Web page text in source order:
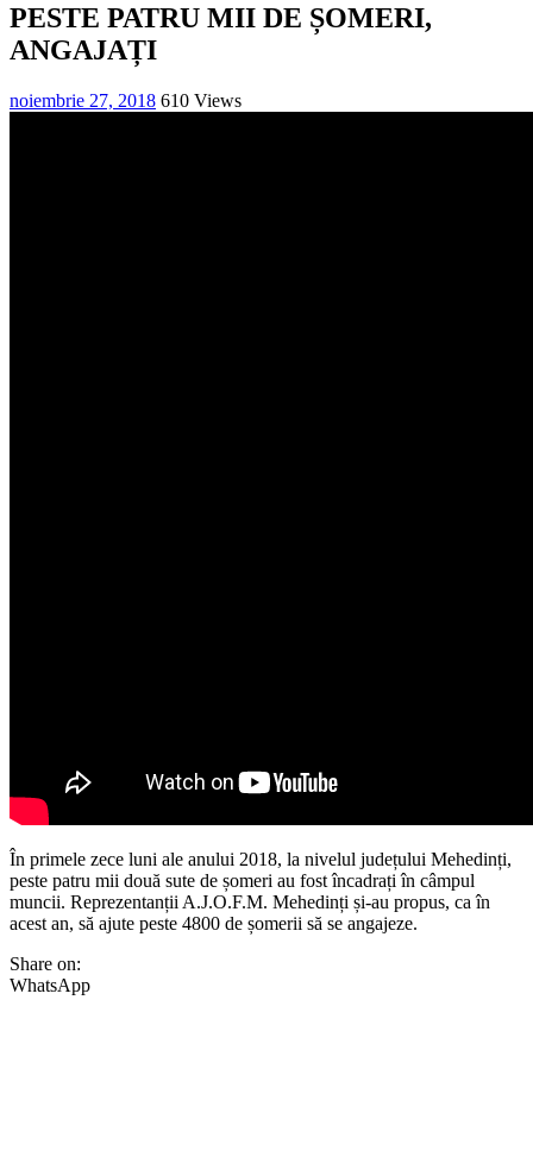
PESTE PATRU MII DE ȘOMERI,
ANGAJAȚI
noiembrie 27, 2018 610 Views
În primele zece luni ale anului 2018, la nivelul județului Mehedinți,
peste patru mii două sute de șomeri au fost încadrați în câmpul
muncii. Reprezentanții A.J.O.F.M. Mehedinți și-au propus, ca în
acest an, să ajute peste 4800 de șomerii să se angajeze.
Share on:
WhatsApp